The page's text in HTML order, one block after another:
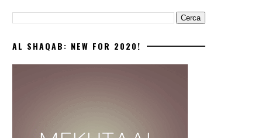
AL SHAQAB: NEW FOR 2020!